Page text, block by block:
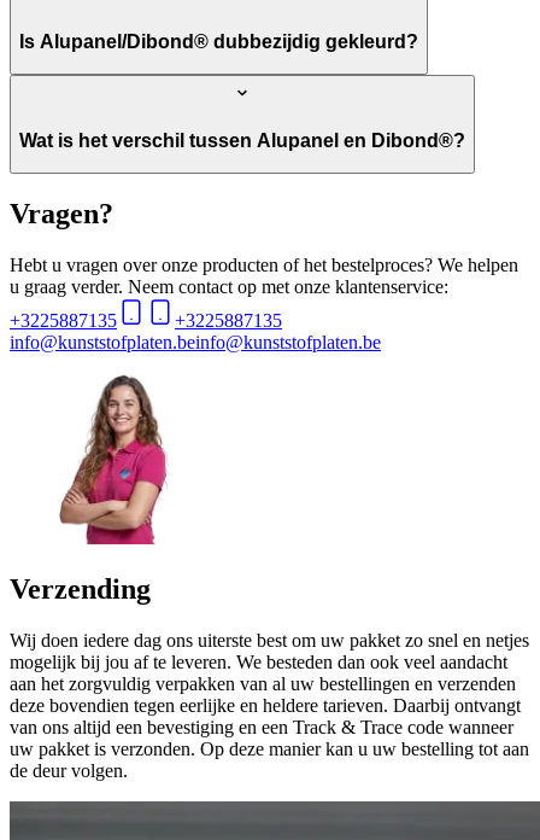
Is Alupanel/Dibond® dubbezijdig gekleurd?
Wat is het verschil tussen Alupanel en Dibond®?
Vragen?
Hebt u vragen over onze producten of het bestelproces? We helpen
u graag verder. Neem contact op met onze klantenservice:
+3225887135
+3225887135
info@kunststofplaten.beinfo@kunststofplaten.be
Verzending
Wij doen iedere dag ons uiterste best om uw pakket zo snel en netjes
mogelijk bij jou af te leveren. We besteden dan ook veel aandacht
aan het zorgvuldig verpakken van al uw bestellingen en verzenden
deze bovendien tegen eerlijke en heldere tarieven. Daarbij ontvangt
van ons altijd een bevestiging en een Track & Trace code wanneer
uw pakket is verzonden. Op deze manier kan u uw bestelling tot aan
de deur volgen.